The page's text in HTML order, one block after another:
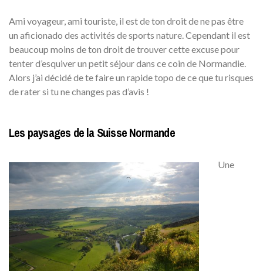
Ami voyageur, ami touriste, il est de ton droit de ne pas être
un aficionado des activités de sports nature. Cependant il est
beaucoup moins de ton droit de trouver cette excuse pour
tenter d’esquiver un petit séjour dans ce coin de Normandie.
Alors j’ai décidé de te faire un rapide topo de ce que tu risques
de rater si tu ne changes pas d’avis !
Les paysages de la Suisse Normande
Une